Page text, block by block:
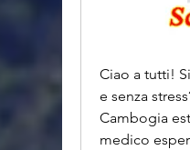
Ciao a tutti!
e senza
Cambogia
medico